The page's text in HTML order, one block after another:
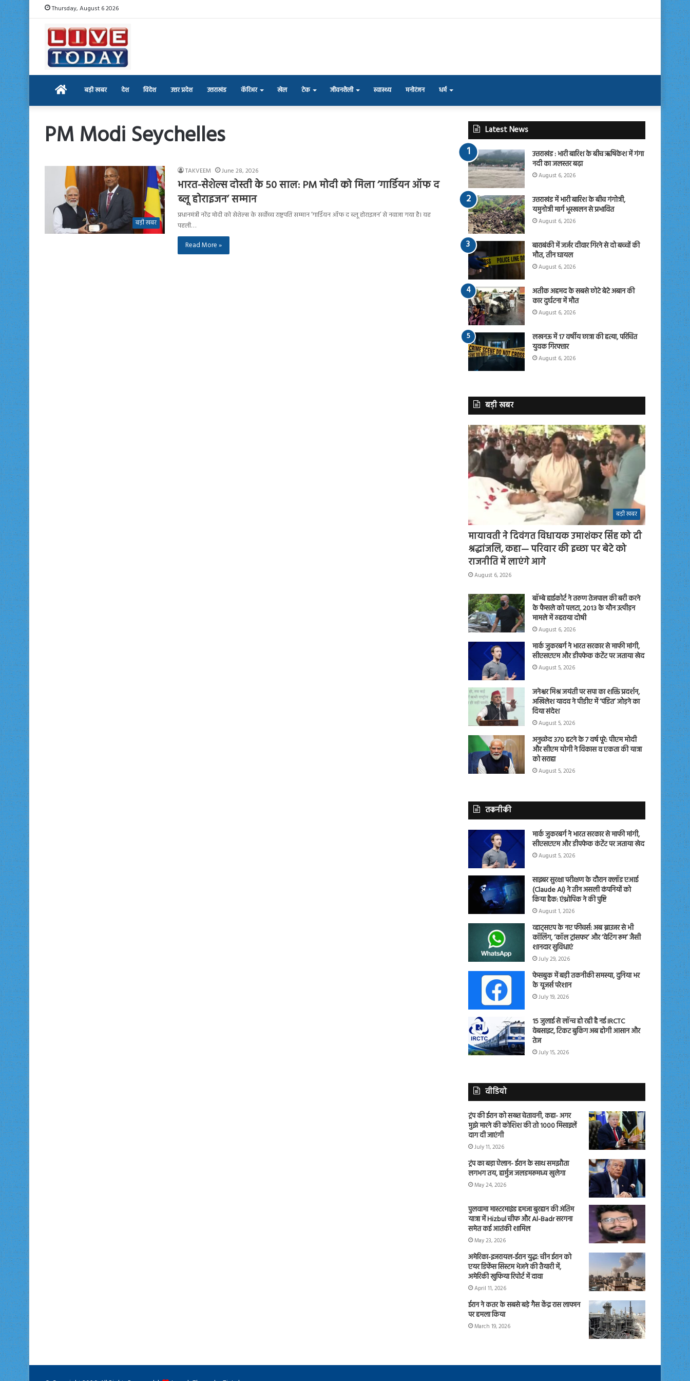
Thursday, August 6 2026
Home बड़ी खबर देश विदेश उत्तर प्रदेश उत्तराखंड कॅरिअर खेल टेक जीवनशैली स्वास्थ्य मनोरंजन धर्म
PM Modi Seychelles
बड़ी खबर
TAKVEEM June 28, 2026
भारत-सेशेल्स दोस्ती के 50 साल: PM मोदी को मिला ‘गार्डियन ऑफ द
ब्लू होराइजन’ सम्मान
प्रधानमंत्री नरेंद्र मोदी को सेशेल्स के सर्वोच्च राष्ट्रपति सम्मान ‘गार्डियन ऑफ द ब्लू होराइजन’ से नवाजा गया है। यह
पहली…
Read More »
Latest News
उत्तराखंड : भारी बारिश के बीच ऋषिकेश में गंगा
नदी का जलस्तर बढ़ा
August 6, 2026
उत्तराखंड में भारी बारिश के बीच गंगोत्री,
यमुनोत्री मार्ग भूस्खलन से प्रभावित
August 6, 2026
बाराबंकी में जर्जर दीवार गिरने से दो बच्चों की
मौत, तीन घायल
August 6, 2026
अतीक अहमद के सबसे छोटे बेटे अबान की
कार दुर्घटना में मौत
August 6, 2026
लखनऊ में 17 वर्षीय छात्रा की हत्या, परिचित
युवक गिरफ्तार
August 6, 2026
बड़ी खबर
बड़ी खबर
मायावती ने दिवंगत विधायक उमाशंकर सिंह को दी
श्रद्धांजलि, कहा— परिवार की इच्छा पर बेटे को
राजनीति में लाएंगे आगे
August 6, 2026
बॉम्बे हाईकोर्ट ने तरुण तेजपाल की बरी करने
के फैसले को पलटा, 2013 के यौन उत्पीड़न
मामले में ठहराया दोषी
August 6, 2026
मार्क जुकरबर्ग ने भारत सरकार से माफी मांगी,
सीएसएएम और डीपफेक कंटेंट पर जताया खेद
August 5, 2026
जनेश्वर मिश्र जयंती पर सपा का शक्ति प्रदर्शन,
अखिलेश यादव ने पीडीए में ‘पंडित’ जोड़ने का
दिया संदेश
August 5, 2026
अनुच्छेद 370 हटने के 7 वर्ष पूरे: पीएम मोदी
और सीएम योगी ने विकास व एकता की यात्रा
को सराहा
August 5, 2026
तकनीकी
मार्क जुकरबर्ग ने भारत सरकार से माफी मांगी,
सीएसएएम और डीपफेक कंटेंट पर जताया खेद
August 5, 2026
साइबर सुरक्षा परीक्षण के दौरान क्लॉड एआई
(Claude AI) ने तीन असली कंपनियों को
किया हैक: एंथ्रोपिक ने की पुष्टि
August 1, 2026
व्हाट्सएप के नए फीचर्स: अब ब्राउजर से भी
कॉलिंग, ‘कॉल ट्रांसफर’ और ‘वेटिंग रूम’ जैसी
शानदार सुविधाएं
July 29, 2026
फेसबुक में बड़ी तकनीकी समस्या, दुनिया भर
के यूजर्स परेशान
July 19, 2026
15 जुलाई से लॉन्च हो रही है नई IRCTC
वेबसाइट, टिकट बुकिंग अब होगी आसान और
तेज
July 15, 2026
वीडियो
ट्रंप की ईरान को सख्त चेतावनी, कहा- अगर
मुझे मारने की कोशिश की तो 1000 मिसाइलें
दाग दी जाएंगी
July 11, 2026
ट्रंप का बड़ा ऐलान- ईरान के साथ समझौता
लगभग तय, हार्मुज जलडमरूमध्य खुलेगा
May 24, 2026
पुलवामा मास्टरमाइंड हमजा बुरहान की अंतिम
यात्रा में Hizbul चीफ और Al-Badr सरगना
समेत कई आतंकी शामिल
May 23, 2026
अमेरिका-इजरायल-ईरान युद्ध: चीन ईरान को
एयर डिफेंस सिस्टम भेजने की तैयारी में,
अमेरिकी खुफिया रिपोर्ट में दावा
April 11, 2026
ईरान ने कतर के सबसे बड़े गैस केंद्र रास लाफान
पर हमला किया
March 19, 2026